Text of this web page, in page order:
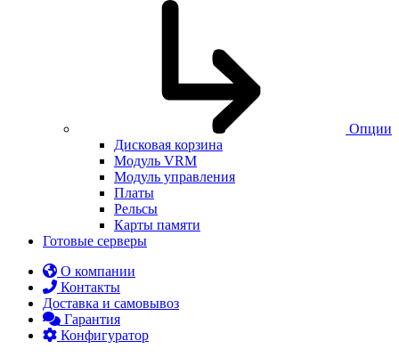
Опции
Дисковая корзина
Модуль VRM
Модуль управления
Платы
Рельсы
Карты памяти
Готовые серверы
О компании
Контакты
Доставка и самовывоз
Гарантия
Конфигуратор